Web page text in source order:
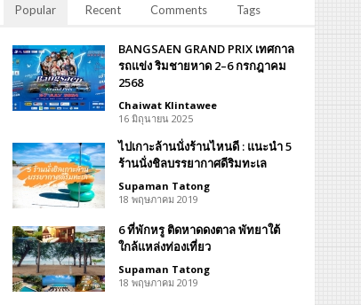
Popular Recent Comments Tags
BANGSAEN GRAND PRIX เทศกาล
รถแข่ง ริมชายหาด 2–6 กรกฎาคม
2568
Chaiwat Klintawee
16 มิถุนายน 2025
ไปเกาะล้านนั่งร้านไหนดี : แนะนำ 5
ร้านนั่งชิลบรรยากาศดีริมทะเล
Supaman Tatong
18 พฤษภาคม 2019
6 ที่พักหรู ติดหาดดงตาล พัทยาใต้
ใกล้แหล่งท่องเที่ยว
Supaman Tatong
18 พฤษภาคม 2019